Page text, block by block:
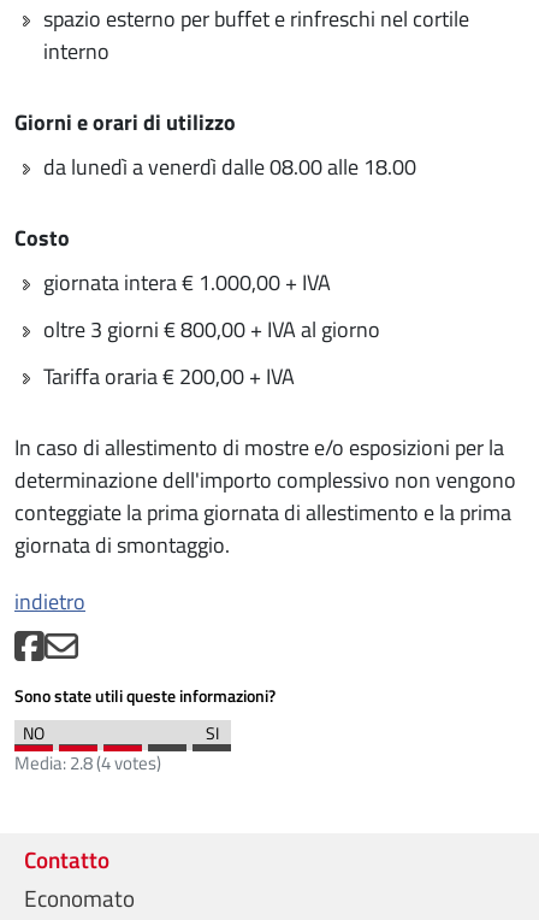
spazio esterno per buffet e rinfreschi nel cortile
interno
Giorni e orari di utilizzo
da lunedì a venerdì dalle 08.00 alle 18.00
Costo
giornata intera € 1.000,00 + IVA
oltre 3 giorni € 800,00 + IVA al giorno
Tariffa oraria € 200,00 + IVA
In caso di allestimento di mostre e/o esposizioni per la
determinazione dell'importo complessivo non vengono
conteggiate la prima giornata di allestimento e la prima
giornata di smontaggio.
indietro
Sono state utili queste informazioni?
Media:2.8(4votes)
Contatto
Economato